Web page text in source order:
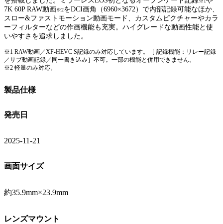
7K 60P RAW動画※2をDCI画角（6960×3672）で内部記録可能なほか、
スロー&ファストモーション動画モード、カスタムピクチャーやカラ
ーフィルターなどの作画機能も充実。ハイグレードな動画性能と使
いやすさを追求しました。
※1 RAW動画／XF-HEVC S記録のみ対応しています。［ 記録機能：リレー記録
／サブ動画記録／同一書き込み］不可。一部の機能と併用できません。
※2 軽量のみ対応。
製品仕様
発売日
2025-11-21
画面サイズ
約35.9mm×23.9mm
レンズマウント